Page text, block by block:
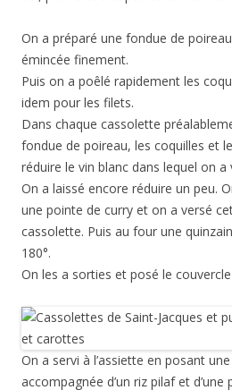
On les a sorties et posé le
On a servi à l’assiette en posant
accompagnée d’un riz pilaf et d’une
pommes de terre et carottes
préparée à l’avance puis
ajoutant beurre et crème, sel,
(facultatif)
Le dessert était aussi maison: une
On s’est régalés
Cette entrée a été publiée dans